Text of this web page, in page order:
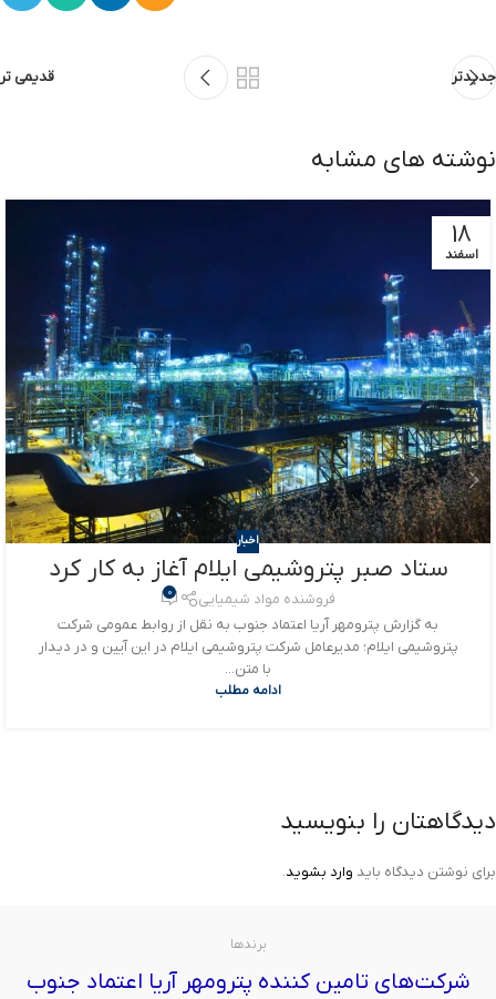
جدیدتر قدیمی تر
نوشته های مشابه
18
اسفند
اخبار
ستاد صبر پتروشیمی ایلام آغاز به کار کرد
فروشنده مواد شیمیایی 0
به گزارش پترومهر آریا اعتماد جنوب به نقل از روابط عمومی شرکت
پتروشیمی ایلام؛ مدیرعامل شرکت پتروشیمی ایلام در این آیین و در دیدار
با متن...
ادامه مطلب
دیدگاهتان را بنویسید
برای نوشتن دیدگاه باید وارد بشوید.
برندها
شرکت‌های تامین کننده پترومهر آریا اعتماد جنوب